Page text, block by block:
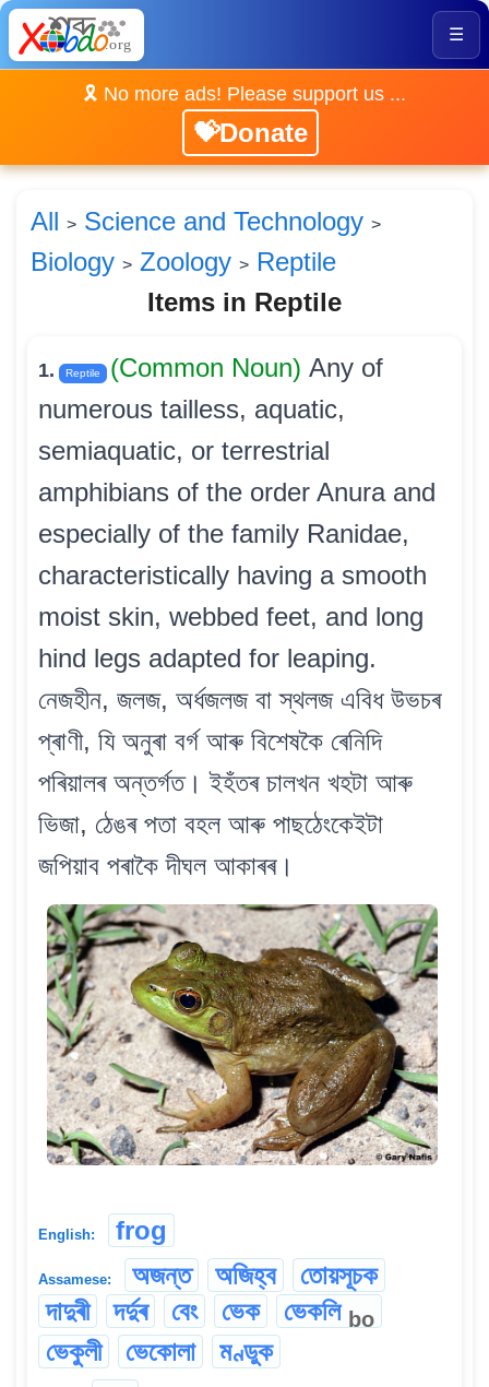
☰
🎗️ No more ads! Please support us ...
💝Donate
All > Science and Technology >
Biology > Zoology > Reptile
Items in Reptile
1. Reptile (Common Noun) Any of
numerous tailless, aquatic,
semiaquatic, or terrestrial
amphibians of the order Anura and
especially of the family Ranidae,
characteristically having a smooth
moist skin, webbed feet, and long
hind legs adapted for leaping.
নেজহীন, জলজ, অৰ্ধজলজ বা স্থলজ এবিধ উভচৰ
প্ৰাণী, যি অনুৰা বৰ্গ আৰু বিশেষকৈ ৰেনিদি
পৰিয়ালৰ অন্তৰ্গত। ইহঁতৰ চালখন খহটা আৰু
ভিজা, ঠেঙৰ পতা বহল আৰু পাছঠেংকেইটা
জপিয়াব পৰাকৈ দীঘল আকাৰৰ।
English: frog
Assamese: অজন্ত অজিহ্ব
তোয়সূচক
দাদুৰী
দৰ্দুৰ বেং ভেক ভেকলি bo
ভেকুলী ভেকোলা মণ্ডুক